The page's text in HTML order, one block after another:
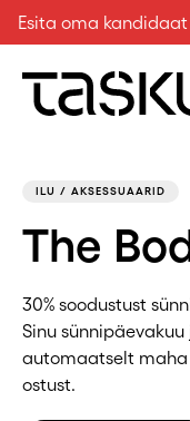
Esita oma kandidaat
ILU / AKSESSUAARID
The
30% soodustust
Sinu
automaatselt maha
ostust.